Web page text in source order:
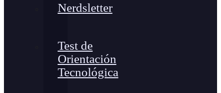
Nerdsletter
Test de
Orientación
Tecnológica